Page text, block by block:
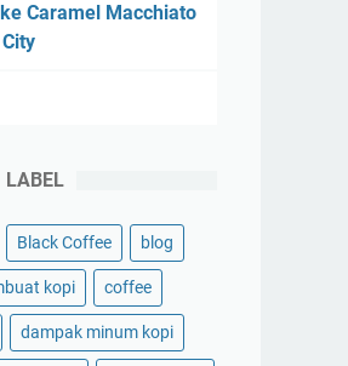
Caramel Macchiato
LABEL
Black Coffee blog
kopi coffee
dampak minum kopi